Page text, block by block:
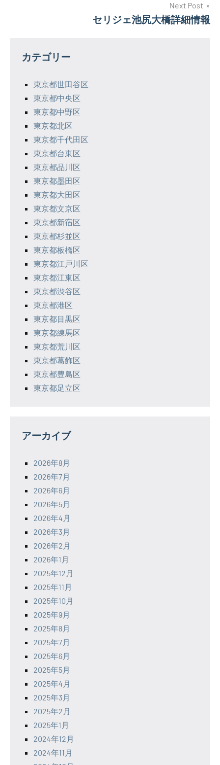
ー
Next Post
セリジェ池尻大橋詳細情報
カテゴリー
東京都世田谷区
東京都中央区
東京都中野区
東京都北区
東京都千代田区
東京都台東区
東京都品川区
東京都墨田区
東京都大田区
東京都文京区
東京都新宿区
東京都杉並区
東京都板橋区
東京都江戸川区
東京都江東区
東京都渋谷区
東京都港区
東京都目黒区
東京都練馬区
東京都荒川区
東京都葛飾区
東京都豊島区
東京都足立区
アーカイブ
2026年8月
2026年7月
2026年6月
2026年5月
2026年4月
2026年3月
2026年2月
2026年1月
2025年12月
2025年11月
2025年10月
2025年9月
2025年8月
2025年7月
2025年6月
2025年5月
2025年4月
2025年3月
2025年2月
2025年1月
2024年12月
2024年11月